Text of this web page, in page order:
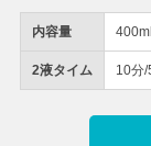
内容量 400ml
2液タイム 10分